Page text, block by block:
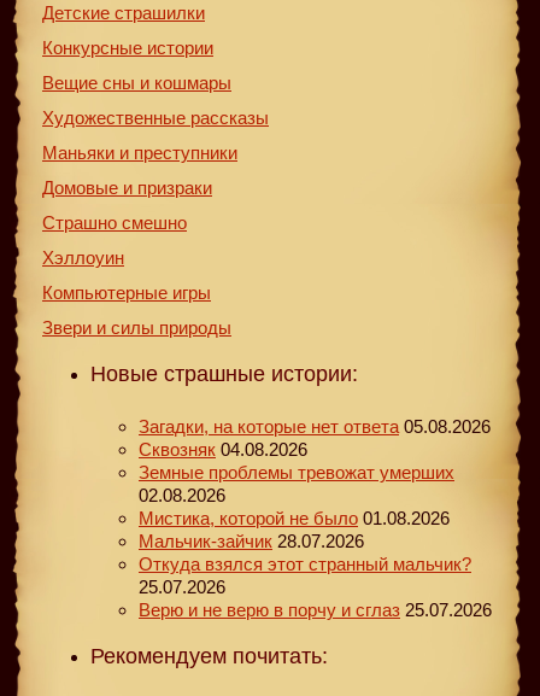
Детские страшилки
Конкурсные истории
Вещие сны и кошмары
Художественные рассказы
Маньяки и преступники
Домовые и призраки
Страшно смешно
Хэллоуин
Компьютерные игры
Звери и силы природы
Новые страшные истории:
Загадки, на которые нет ответа 05.08.2026
Сквозняк 04.08.2026
Земные проблемы тревожат умерших
02.08.2026
Мистика, которой не было 01.08.2026
Мальчик-зайчик 28.07.2026
Откуда взялся этот странный мальчик?
25.07.2026
Верю и не верю в порчу и сглаз 25.07.2026
Рекомендуем почитать: